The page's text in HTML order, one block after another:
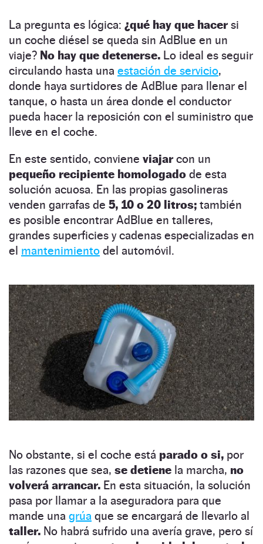
La pregunta es lógica: ¿qué hay que hacersi
un coche diésel se queda sin AdBlue en un
viaje? No hay que detenerse. Lo ideal es seguir
circulando hasta una estación de servicio,
donde haya surtidores de AdBlue para llenar el
tanque, o hasta un área donde el conductor
pueda hacer la reposición con el suministro que
lleve en el coche.
En este sentido, conviene viajarcon un
pequeño recipiente homologado de esta
solución acuosa. En las propias gasolineras
venden garrafas de 5, 10 o 20 litros; también
es posible encontrar AdBlue en talleres,
grandes superficies y cadenas especializadas en
el mantenimiento del automóvil.
No obstante, si el coche está parado o si, por
las razones que sea, se detiene la marcha, no
volverá arrancar. En esta situación, la solución
pasa por llamar a la aseguradora para que
mande una grúa que se encargará de llevarlo al
taller. No habrá sufrido una avería grave, pero sí